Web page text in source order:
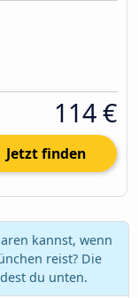
114 €
Jetzt finden
kannst, wenn
reist? Die
du unten.